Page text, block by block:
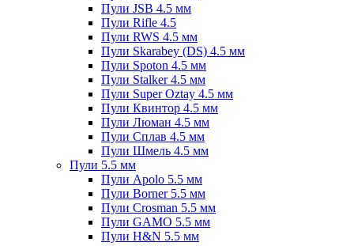
Пули JSB 4.5 мм
Пули Rifle 4.5
Пули RWS 4.5 мм
Пули Skarabey (DS) 4.5 мм
Пули Spoton 4.5 мм
Пули Stalker 4.5 мм
Пули Super Oztay 4.5 мм
Пули Квинтор 4.5 мм
Пули Люман 4.5 мм
Пули Сплав 4.5 мм
Пули Шмель 4.5 мм
Пули 5.5 мм
Пули Apolo 5.5 мм
Пули Borner 5.5 мм
Пули Crosman 5.5 мм
Пули GAMO 5.5 мм
Пули H&N 5.5 мм